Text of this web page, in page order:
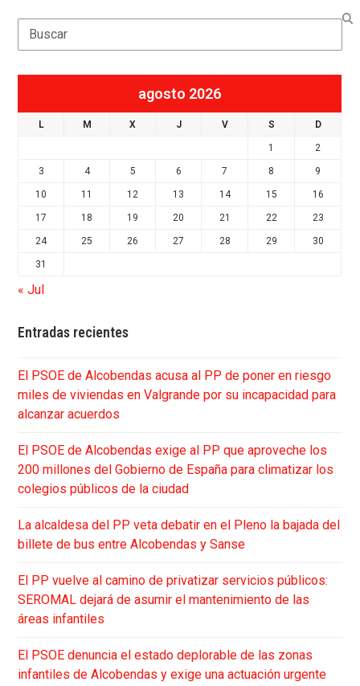
Search
agosto 2026
L M X J V S D
1 2
3 4 5 6 7 8 9
10 11 12 13 14 15 16
17 18 19 20 21 22 23
24 25 26 27 28 29 30
31
« Jul
Entradas recientes
El PSOE de Alcobendas acusa al PP de poner en riesgo
miles de viviendas en Valgrande por su incapacidad para
alcanzar acuerdos
El PSOE de Alcobendas exige al PP que aproveche los
200 millones del Gobierno de España para climatizar los
colegios públicos de la ciudad
La alcaldesa del PP veta debatir en el Pleno la bajada del
billete de bus entre Alcobendas y Sanse
El PP vuelve al camino de privatizar servicios públicos:
SEROMAL dejará de asumir el mantenimiento de las
áreas infantiles
El PSOE denuncia el estado deplorable de las zonas
infantiles de Alcobendas y exige una actuación urgente